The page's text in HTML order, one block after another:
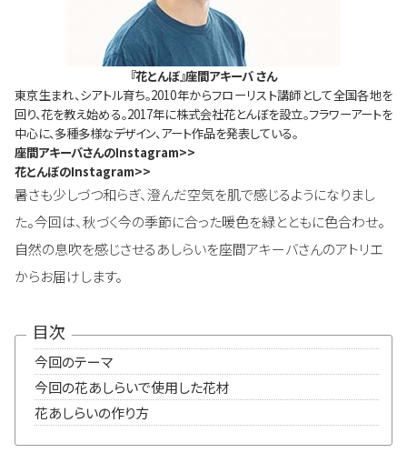
『花とんぼ』座間アキーバ さん
東京生まれ、シアトル育ち。2010年からフローリスト講師として全国各地を
回り、花を教え始める。2017年に株式会社花とんぼを設立。フラワーアートを
中心に、多種多様なデザイン、アート作品を発表している。
座間アキーバさんのInstagram>>
花とんぼのInstagram>>
暑さも少しづつ和らぎ、澄んだ空気を肌で感じるようになりまし
た。今回は、秋づく今の季節に合った暖色を緑とともに色合わせ。
自然の息吹を感じさせるあしらいを座間アキーバさんのアトリエ
からお届けします。
目次
今回のテーマ
今回の花あしらいで使用した花材
花あしらいの作り方